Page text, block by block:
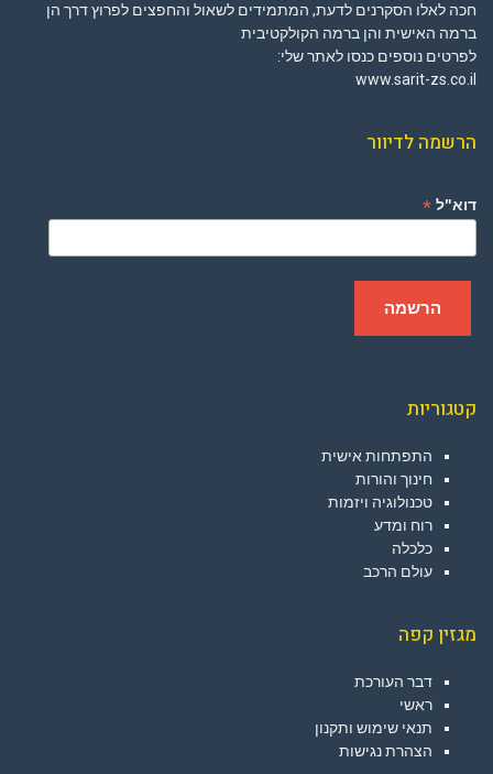
חכה לאלו הסקרנים לדעת, המתמידים לשאול והחפצים לפרוץ דרך הן
ברמה האישית והן ברמה הקולקטיבית
לפרטים נוספים כנסו לאתר שלי:
www.sarit-zs.co.il
הרשמה לדיוור
דוא"ל *
קטגוריות
התפתחות אישית
חינוך והורות
טכנולוגיה ויזמות
רוח ומדע
כלכלה
עולם הרכב
מגזין קפה
דבר העורכת
ראשי
תנאי שימוש ותקנון
הצהרת נגישות